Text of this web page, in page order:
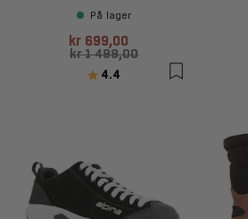
På lager
kr 699,00
kr 1 499,00
Karakter:
4.4 av 5 mulige